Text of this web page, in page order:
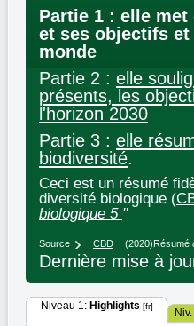
Partie 1 : elle
et ses objectifs
monde
Partie 2 : elle
présents, les
l'horizon 2030
Partie 3 : elle
biodiversité.
Ceci est un résumé
diversité biologique (
biologique 5 "
Source : CBD (2020)Résumé
Dernière mise à
Niveau 1: Highlights [fr]